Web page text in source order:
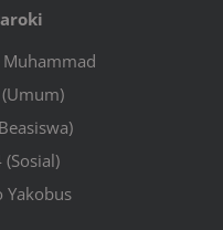
Muhammad
Yakobus